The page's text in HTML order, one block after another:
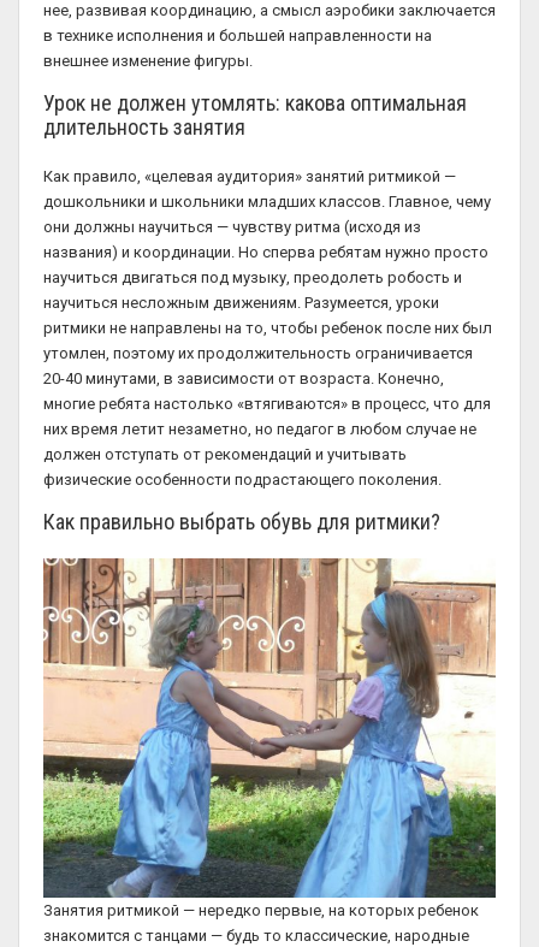
нее, развивая координацию, а смысл аэробики заключается
в технике исполнения и большей направленности на
внешнее изменение фигуры.
Урок не должен утомлять: какова оптимальная
длительность занятия
Как правило, «целевая аудитория» занятий ритмикой —
дошкольники и школьники младших классов. Главное, чему
они должны научиться — чувству ритма (исходя из
названия) и координации. Но сперва ребятам нужно просто
научиться двигаться под музыку, преодолеть робость и
научиться несложным движениям. Разумеется, уроки
ритмики не направлены на то, чтобы ребенок после них был
утомлен, поэтому их продолжительность ограничивается
20-40 минутами, в зависимости от возраста. Конечно,
многие ребята настолько «втягиваются» в процесс, что для
них время летит незаметно, но педагог в любом случае не
должен отступать от рекомендаций и учитывать
физические особенности подрастающего поколения.
Как правильно выбрать обувь для ритмики?
Занятия ритмикой — нередко первые, на которых ребенок
знакомится с танцами — будь то классические, народные